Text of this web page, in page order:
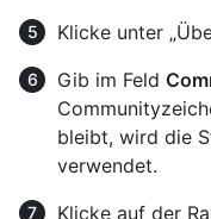
Klicke unter
Gib im Feld
bleibt, wird die
verwendet.
Klicke auf der